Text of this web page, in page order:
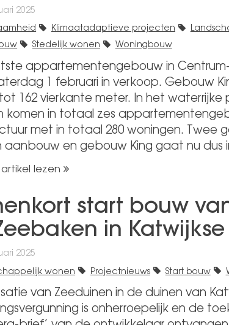
2025
Klimaatadaptieve projecten
Stedelijk wonen Woningbouw
appartementengebouw in Centrum-
1 februari in verkoop. Gebouw
162 vierkante meter. In het waterrijke
komen in totaal zes
met in totaal 280 woningen. Twee
aanbouw en gebouw King gaat nu dus
lezen
start bouw
in
2025
wonen Projectnieuws Start bouw
van Zeeduinen in de duinen van
is onherroepelijk en de